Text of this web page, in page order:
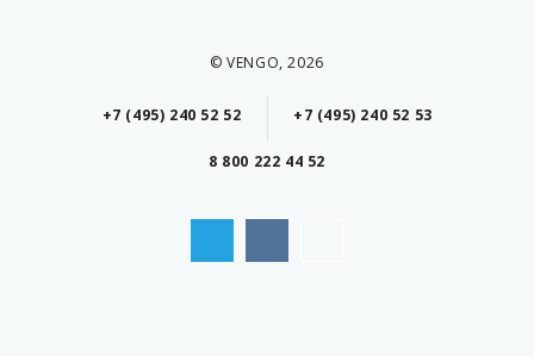
© VENGO, 2026
+7 (495) 240 52 52 +7 (495) 240 52 53
8 800 222 44 52